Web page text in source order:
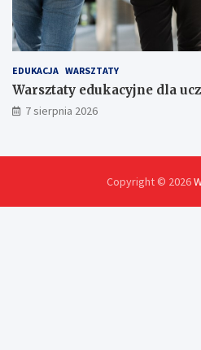
EDUKACJA WARSZTATY
Warsztaty edukacyjne dla
7 sierpnia 2026
Copyright © 2026